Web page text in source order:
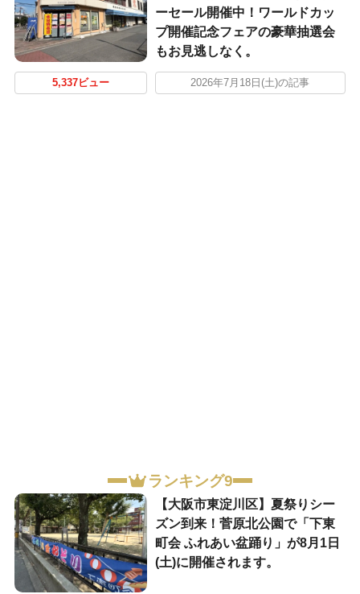
ーセール開催中！ワールドカッ
プ開催記念フェアの豪華抽選会
もお見逃しなく。
5,337ビュー 2026年7月18日(土)の記事
ランキング9
【大阪市東淀川区】夏祭りシー
ズン到来！菅原北公園で「下東
町会 ふれあい盆踊り」が8月1日
(土)に開催されます。